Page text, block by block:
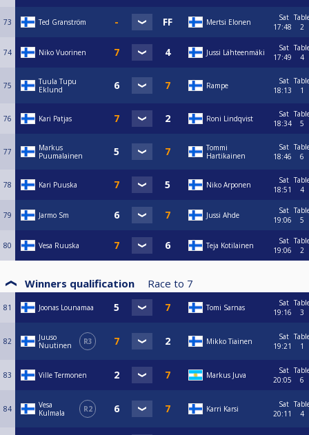
73 Ted Granström Mertsi Elonen
Sat
17:48
2
74 Niko Vuorinen Jussi Lähteenmäki
Sat
17:49
4
75
Tuula Tupu
Eklund
Rampe
Sat
18:13
1
76 Kari Patjas Roni Lindqvist
Sat
18:34
5
77
Markus
Puumalainen
Tommi
Hartikainen
Sat
18:46
6
78 Kari Puuska Niko Arponen
Sat
18:51
4
79 Jarmo Sm Jussi Ahde
Sat
19:06
5
80 Vesa Ruuska Teja Kotilainen
Sat
19:06
2
Winners qualification Race to 7
81 Joonas Lounamaa Tomi Sarnas
Sat
19:16
3
82
Juuso
Nuutinen
R3 Mikko Tiainen
Sat
19:21
1
83 Ville Termonen Markus Juva
Sat
20:05
6
84
Vesa
Kulmala
R2 Karri Karsi
Sat
20:11
4